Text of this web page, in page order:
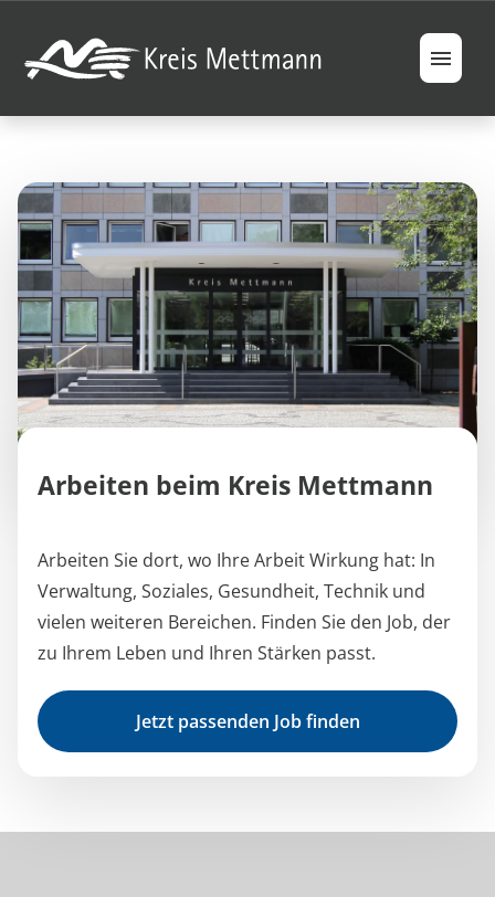
Berufsfelder
Ausbildung & Studium
Ihre Vorteile
FAQ
Arbeiten beim Kreis Mettmann
Arbeiten Sie dort, wo Ihre Arbeit Wirkung hat: In
Verwaltung, Soziales, Gesundheit, Technik und
vielen weiteren Bereichen. Finden Sie den Job, der
zu Ihrem Leben und Ihren Stärken passt.
Jetzt passenden Job finden